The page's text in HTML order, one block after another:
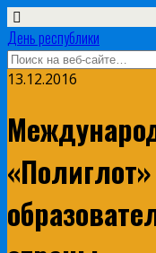
День республики
13.12.2016